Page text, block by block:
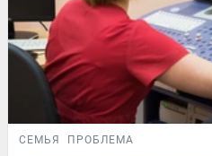
СЕМЬЯ ПРОБЛЕМА